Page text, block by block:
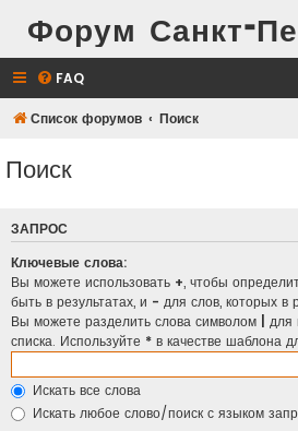
Форум Санкт-
FAQ
Список форумов Поиск
Поиск
ЗАПРОС
Ключевые слова:
Вы можете использовать +, чтобы
быть в результатах, и - для слов, которых в
Вы можете разделить слова символом
для
списка. Используйте * в качестве шаблона
Искать все слова
Искать любое слово/поиск с языком